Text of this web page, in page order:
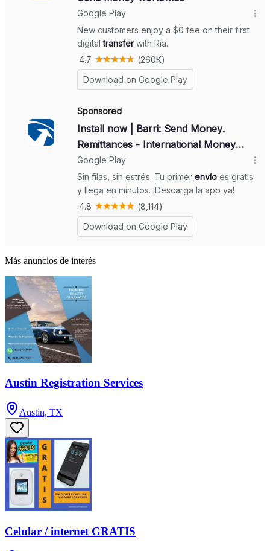
Más anuncios de interés
Austin Registration Services
Austin, TX
Celular / internet GRATIS